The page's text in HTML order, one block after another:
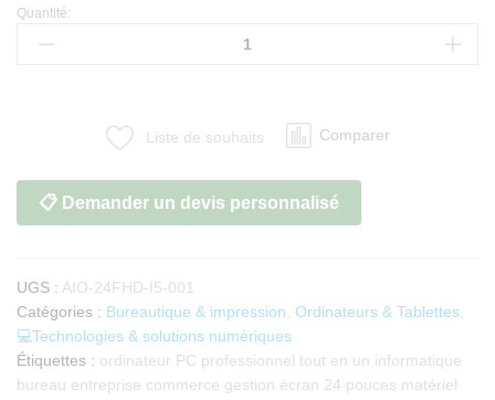
Ordinateur
professionnel
Full
Quantité:
Liste de souhaits Comparer
📋 Demander un devis personnalisé
UGS : AIO-24FHD-I5-001
Catégories : Bureautique & impression Ordinateurs & Tablettes
💻Technologies & solutions numériques
Étiquettes : ordinateur PC professionnel tout en un informatique
bureau entreprise commerce gestion écran 24 pouces matériel